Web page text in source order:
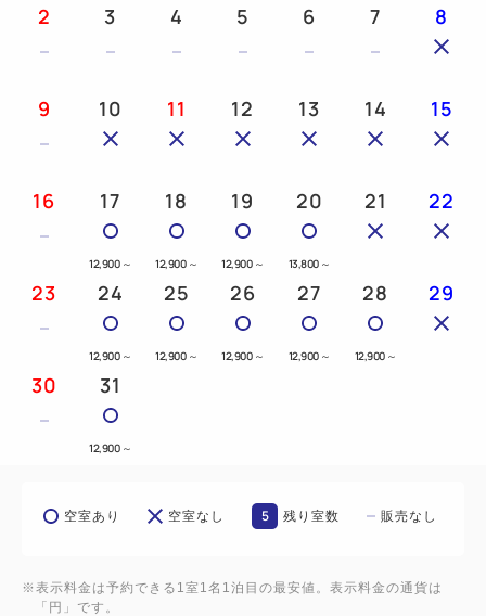
営業時間：17：30～23：00（ラストオーダー
※令和6年9月1日（日）よりガスライトの営業形態が
変更となります。
営業時間：17：30～23：00（ラストオーダー
21：00）
定休日 ：毎週日曜日（日曜を含む連休の場合は連
休最終日になります）
【ご案内】
朝食時間は6:30～9:30迄となります。
2 3 4 5 6 7 8
9 10 11 12 13 14 15
16 17
12,900 ～
18
12,900 ～
19
12,900 ～
20
13,800 ～
21 22
23 24
12,900 ～
25
12,900 ～
26
12,900 ～
27
12,900 ～
28
12,900 ～
29
30 31
12,900 ～
空室あり 空室なし 5 残り室数 販売なし
※表示料金は予約できる1室1名1泊目の最安値。表示料金の通貨は
「円」です。